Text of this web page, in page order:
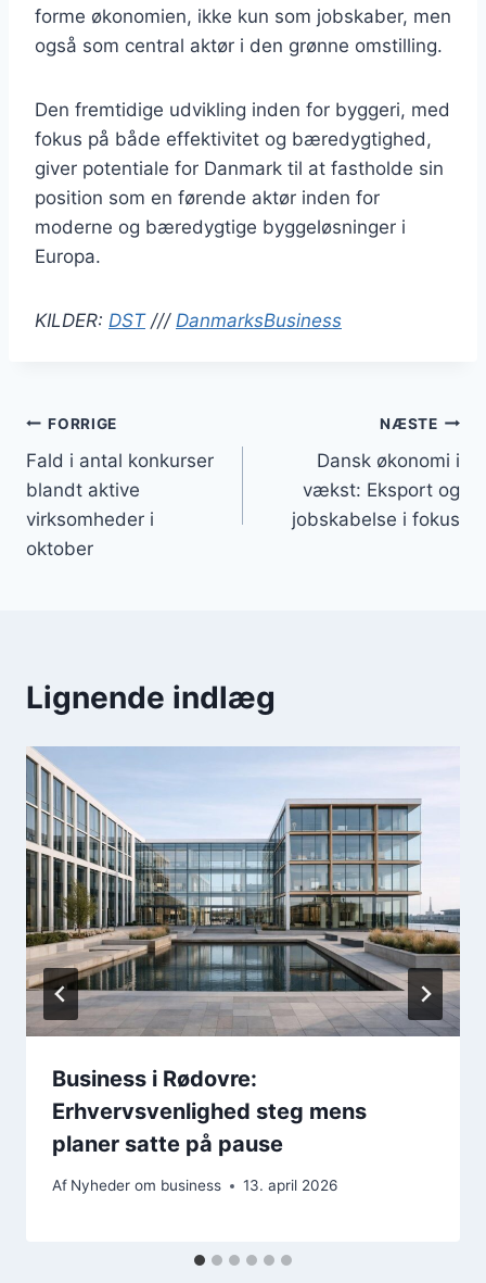
forme økonomien, ikke kun som jobskaber, men
også som central aktør i den grønne omstilling.
Den fremtidige udvikling inden for byggeri, med
fokus på både effektivitet og bæredygtighed,
giver potentiale for Danmark til at fastholde sin
position som en førende aktør inden for
moderne og bæredygtige byggeløsninger i
Europa.
KILDER: DST/// DanmarksBusiness
Indlægsnavigation
FORRIGE
Fald i antal konkurser
blandt aktive
virksomheder i
oktober
NÆSTE
Dansk økonomi i
vækst: Eksport og
jobskabelse i fokus
Lignende indlæg
Business i Rødovre:
Erhvervsvenlighed steg mens
planer satte på pause
Af Nyheder om business 13. april 2026